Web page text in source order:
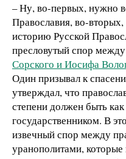
– Ну, во-первых, нужно
Православия, во-
историю Русской
пресловутый спор
Сорского и Иосифа
Один призывал к
утверждал, что
степени должен быть
государственником. В
извечный спор между
уранополитами, которые